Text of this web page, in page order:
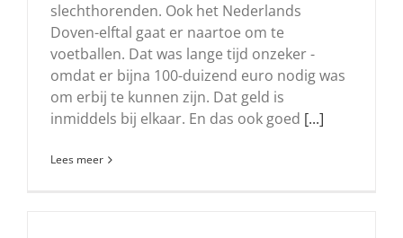
slechthorenden. Ook het Nederlands
Doven-elftal gaat er naartoe om te
voetballen. Dat was lange tijd onzeker -
omdat er bijna 100-duizend euro nodig was
om erbij te kunnen zijn. Dat geld is
inmiddels bij elkaar. En das ook goed [...]
Lees meer